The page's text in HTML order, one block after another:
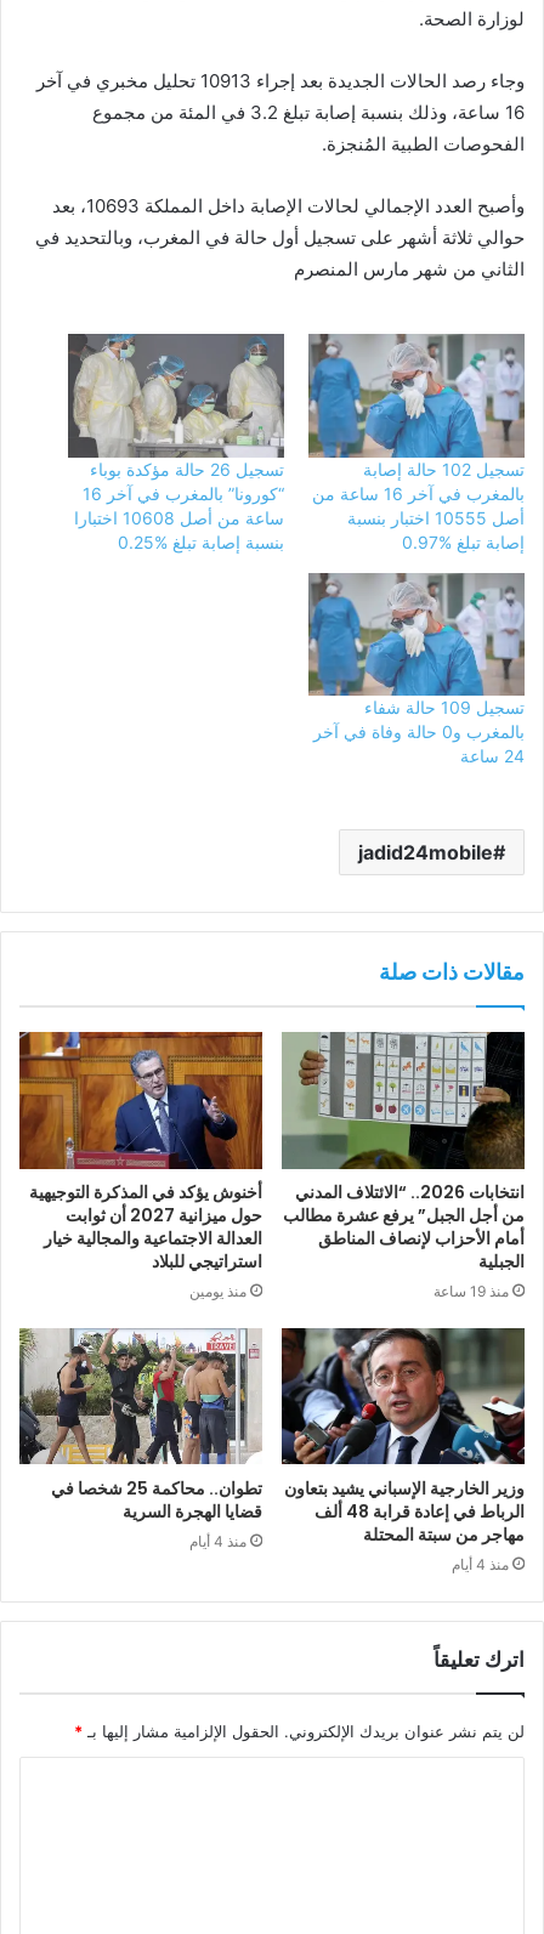
لوزارة الصحة.
وجاء رصد الحالات الجديدة بعد إجراء 10913 تحليل مخبري في آخر
16 ساعة، وذلك بنسبة إصابة تبلغ 3.2 في المئة من مجموع
الفحوصات الطبية المُنجزة.
وأصبح العدد الإجمالي لحالات الإصابة داخل المملكة 10693، بعد
حوالي ثلاثة أشهر على تسجيل أول حالة في المغرب، وبالتحديد في
الثاني من شهر مارس المنصرم
تسجيل 102 حالة إصابة
بالمغرب في آخر 16 ساعة من
أصل 10555 اختبار بنسبة
إصابة تبلغ %0.97
تسجيل 26 حالة مؤكدة بوباء
“كورونا” بالمغرب في آخر 16
ساعة من أصل 10608 اختبارا
بنسبة إصابة تبلغ %0.25
تسجيل 109 حالة شفاء
بالمغرب و0 حالة وفاة في آخر
24 ساعة
jadid24mobile
مقالات ذات صلة
انتخابات 2026.. “الائتلاف المدني
من أجل الجبل” يرفع عشرة مطالب
أمام الأحزاب لإنصاف المناطق
الجبلية
منذ 19 ساعة
أخنوش يؤكد في المذكرة التوجيهية
حول ميزانية 2027 أن ثوابت
العدالة الاجتماعية والمجالية خيار
استراتيجي للبلاد
منذ يومين
وزير الخارجية الإسباني يشيد بتعاون
الرباط في إعادة قرابة 48 ألف
مهاجر من سبتة المحتلة
منذ 4 أيام
تطوان.. محاكمة 25 شخصا في
قضايا الهجرة السرية
منذ 4 أيام
اترك تعليقاً
لن يتم نشر عنوان بريدك الإلكتروني. الحقول الإلزامية مشار إليها بـ *